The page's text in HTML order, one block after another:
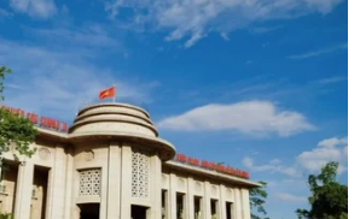
lớn ngậm ti giả ở Trung